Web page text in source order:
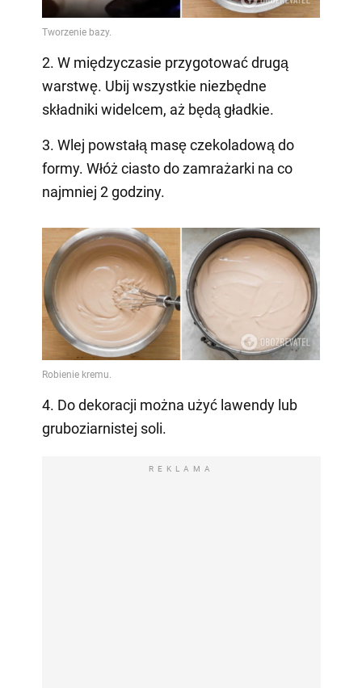
2. W międzyczasie przygotować drugą
warstwę. Ubij wszystkie niezbędne
składniki widelcem, aż będą gładkie.
3. Wlej powstałą masę czekoladową do
formy. Włóż ciasto do zamrażarki na co
najmniej 2 godziny.
4. Do dekoracji można użyć lawendy lub
gruboziarnistej soli.
REKLAMA